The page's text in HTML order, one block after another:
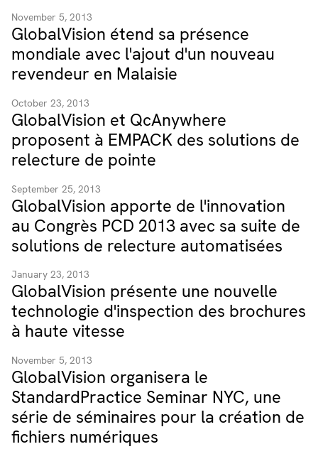
November 5, 2013
GlobalVision étend sa présence
mondiale avec l'ajout d'un nouveau
revendeur en Malaisie
October 23, 2013
GlobalVision et QcAnywhere
proposent à EMPACK des solutions de
relecture de pointe
September 25, 2013
GlobalVision apporte de l'innovation
au Congrès PCD 2013 avec sa suite de
solutions de relecture automatisées
January 23, 2013
GlobalVision présente une nouvelle
technologie d'inspection des brochures
à haute vitesse
November 5, 2013
GlobalVision organisera le
StandardPractice Seminar NYC, une
série de séminaires pour la création de
fichiers numériques